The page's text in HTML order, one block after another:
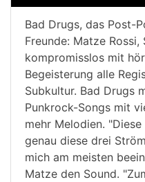
Bad Drugs, das Post-
Freunde: Matze
kompromisslos mit
Begeisterung alle
Subkultur. Bad Drugs
Punkrock-Songs mit
mehr Melodien.
genau diese drei
mich am meisten
Matze den Sound.